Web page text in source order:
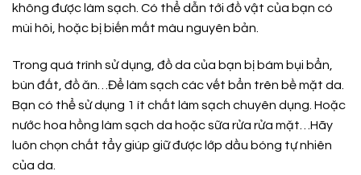
không được làm sạch. Có thể dẫn tới đồ vật của bạn có
mùi hôi, hoặc bị biến mất màu nguyên bản.
Trong quá trình sử dụng, đồ da của bạn bị bám bụi bẩn,
bùn đất, đồ ăn…Để làm sạch các vết bẩn trên bề mặt da.
Bạn có thể sử dụng 1 ít chất làm sạch chuyên dụng. Hoặc
nước hoa hồng làm sạch da hoặc sữa rửa rửa mặt…Hãy
luôn chọn chất tẩy giúp giữ được lớp dầu bóng tự nhiên
của da.